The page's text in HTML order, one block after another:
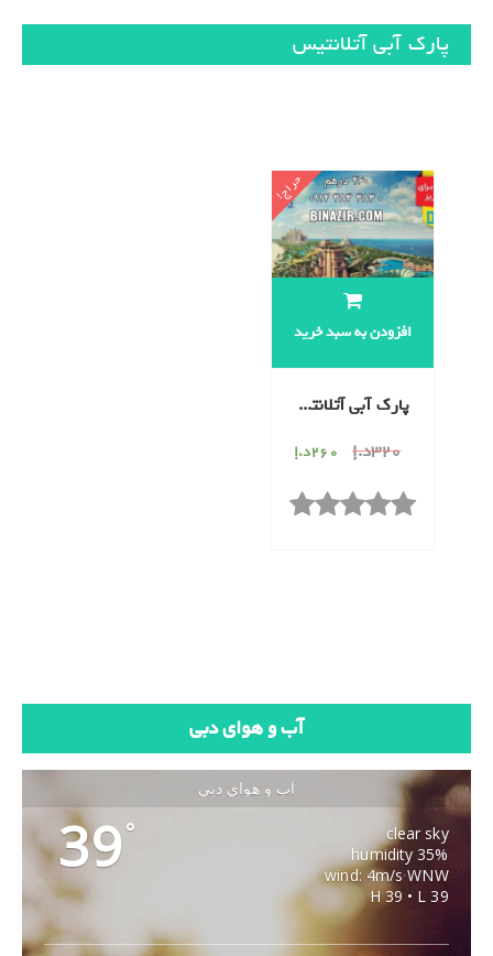
پارک آبی آتلانتیس
حراج!
افزودن به سبد خرید
پارک آبی آتلانتیس
320د.إ 260د.إ
آب و هوای دبی
آب و هوای دبی
39°
clear sky
35% humidity
wind: 4m/s WNW
H 39 • L 39